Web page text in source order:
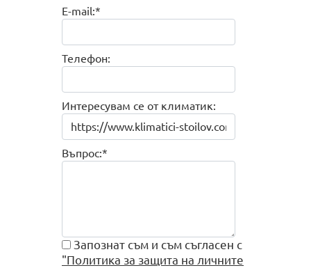
E-mail:*
Телефон:
Интересувам се от климатик:
Въпрос:*
Запознат съм и съм съгласен с
"Политика за защита на личните